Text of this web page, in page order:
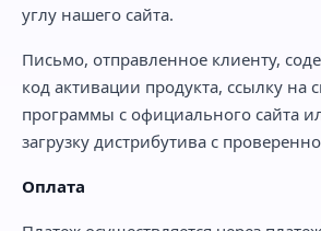
углу нашего сайта.
Письмо, отправленное клиенту,
код активации продукта, ссылку на
программы с официального сайта
загрузку дистрибутива с
Оплата